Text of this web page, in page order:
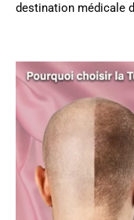
destination médicale